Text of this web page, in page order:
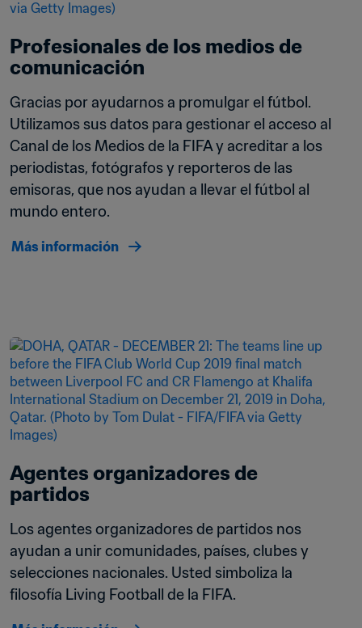
Profesionales de los medios de
comunicación
Gracias por ayudarnos a promulgar el fútbol.
Utilizamos sus datos para gestionar el acceso al
Canal de los Medios de la FIFA y acreditar a los
periodistas, fotógrafos y reporteros de las
emisoras, que nos ayudan a llevar el fútbol al
mundo entero.
Más información
Agentes organizadores de
partidos
Los agentes organizadores de partidos nos
ayudan a unir comunidades, países, clubes y
selecciones nacionales. Usted simboliza la
filosofía Living Football de la FIFA.